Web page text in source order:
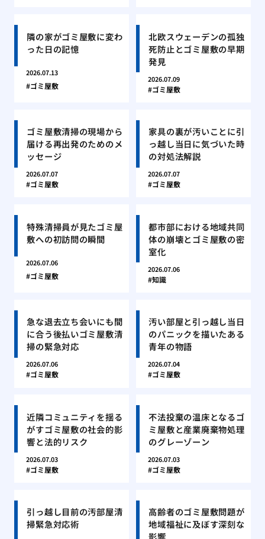
隣の家がゴミ屋敷に変わ
った日の記憶
2026.07.13
ゴミ屋敷
北欧スウェーデンの孤独
死防止とゴミ屋敷の早期
発見
2026.07.09
ゴミ屋敷
ゴミ屋敷清掃の現場から
届ける再出発のためのメ
ッセージ
2026.07.07
ゴミ屋敷
家具の裏が汚いことに引
っ越し当日に気づいた時
の対処法解説
2026.07.07
ゴミ屋敷
特殊清掃員が見たゴミ屋
敷への初訪問の瞬間
2026.07.06
ゴミ屋敷
都市部における地域共同
体の崩壊とゴミ屋敷の密
室化
2026.07.06
知識
急な退去立ち会いにも間
に合う後払いゴミ屋敷清
掃の緊急対応
2026.07.06
ゴミ屋敷
汚い部屋と引っ越し当日
のパニックを描いたある
青年の物語
2026.07.04
ゴミ屋敷
近隣コミュニティを揺る
がすゴミ屋敷の社会的影
響と法的リスク
2026.07.03
ゴミ屋敷
不法投棄の温床となるゴ
ミ屋敷と産業廃棄物処理
のグレーゾーン
2026.07.03
ゴミ屋敷
引っ越し目前の汚部屋清
掃緊急対応術
高齢者のゴミ屋敷問題が
地域福祉に及ぼす深刻な